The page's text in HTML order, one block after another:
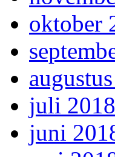
oktober
juli 2018
juni